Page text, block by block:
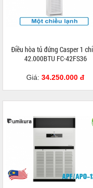
Điều hòa tủ đứng Casper 1
42.000BTU FC-42FS36
Giá: 34.250.000 đ